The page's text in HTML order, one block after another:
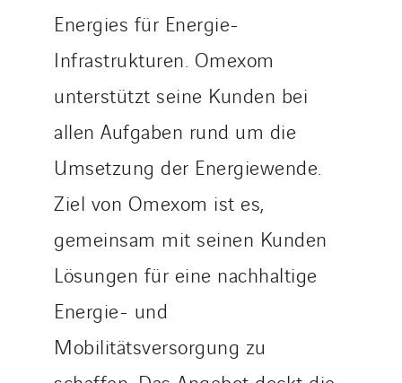
Energies für Energie-
Infrastrukturen. Omexom
unterstützt seine Kunden bei
allen Aufgaben rund um die
Umsetzung der Energiewende.
Ziel von Omexom ist es,
gemeinsam mit seinen Kunden
Lösungen für eine nachhaltige
Energie- und
Mobilitätsversorgung zu
Spain
Switzerland
United Kingdom